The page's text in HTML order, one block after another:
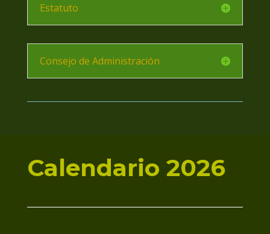
Estatuto
Consejo de Administración
Calendario 2026